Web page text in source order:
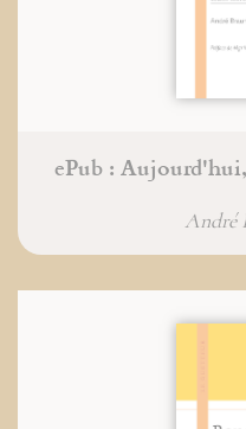
ePub :
André